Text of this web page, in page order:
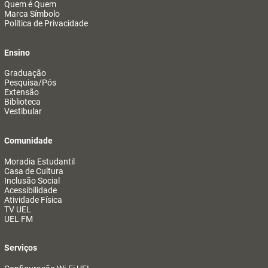
Quem é Quem
Marca Símbolo
Política de Privacidade
Ensino
Graduação
Pesquisa/Pós
Extensão
Biblioteca
Vestibular
Comunidade
Moradia Estudantil
Casa de Cultura
Inclusão Social
Acessibilidade
Atividade Física
TV UEL
UEL FM
Serviços